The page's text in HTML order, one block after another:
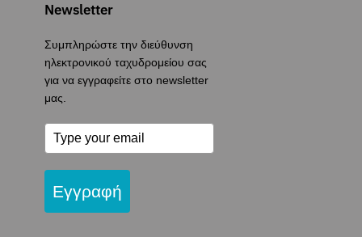
Newsletter
Συμπληρώστε την διεύθυνση
ηλεκτρονικού ταχυδρομείου σας
για να εγγραφείτε στο newsletter
μας.
Εγγραφή